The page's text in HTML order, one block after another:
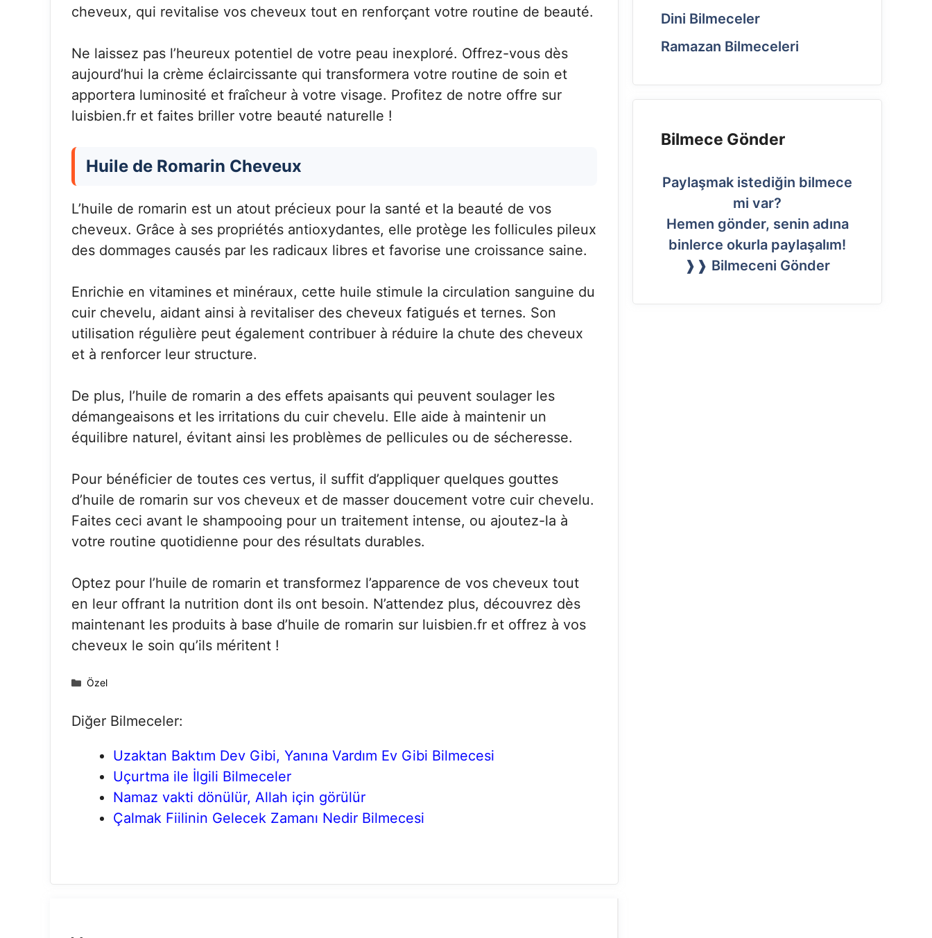
cheveux, qui revitalise vos cheveux tout en renforçant votre routine de beauté.
Ne laissez pas l’heureux potentiel de votre peau inexploré. Offrez-vous dès
aujourd’hui la crème éclaircissante qui transformera votre routine de soin et
apportera luminosité et fraîcheur à votre visage. Profitez de notre offre sur
luisbien.fr et faites briller votre beauté naturelle !
Huile de Romarin Cheveux
L’huile de romarin est un atout précieux pour la santé et la beauté de vos
cheveux. Grâce à ses propriétés antioxydantes, elle protège les follicules pileux
des dommages causés par les radicaux libres et favorise une croissance saine.
Enrichie en vitamines et minéraux, cette huile stimule la circulation sanguine du
cuir chevelu, aidant ainsi à revitaliser des cheveux fatigués et ternes. Son
utilisation régulière peut également contribuer à réduire la chute des cheveux
et à renforcer leur structure.
De plus, l’huile de romarin a des effets apaisants qui peuvent soulager les
démangeaisons et les irritations du cuir chevelu. Elle aide à maintenir un
équilibre naturel, évitant ainsi les problèmes de pellicules ou de sécheresse.
Pour bénéficier de toutes ces vertus, il suffit d’appliquer quelques gouttes
d’huile de romarin sur vos cheveux et de masser doucement votre cuir chevelu.
Faites ceci avant le shampooing pour un traitement intense, ou ajoutez-la à
votre routine quotidienne pour des résultats durables.
Optez pour l’huile de romarin et transformez l’apparence de vos cheveux tout
en leur offrant la nutrition dont ils ont besoin. N’attendez plus, découvrez dès
maintenant les produits à base d’huile de romarin sur luisbien.fr et offrez à vos
cheveux le soin qu’ils méritent !
Kategoriler
Özel
Diğer Bilmeceler:
Uzaktan Baktım Dev Gibi, Yanına Vardım Ev Gibi Bilmecesi
Uçurtma ile İlgili Bilmeceler
Namaz vakti dönülür, Allah için görülür
Çalmak Fiilinin Gelecek Zamanı Nedir Bilmecesi
Dini Bilmeceler
Ramazan Bilmeceleri
Bilmece Gönder
Paylaşmak istediğin bilmece
mi var?
Hemen gönder, senin adına
binlerce okurla paylaşalım!
❱❱ Bilmeceni Gönder